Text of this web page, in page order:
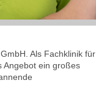
Als Fachklinik für
Angebot ein großes